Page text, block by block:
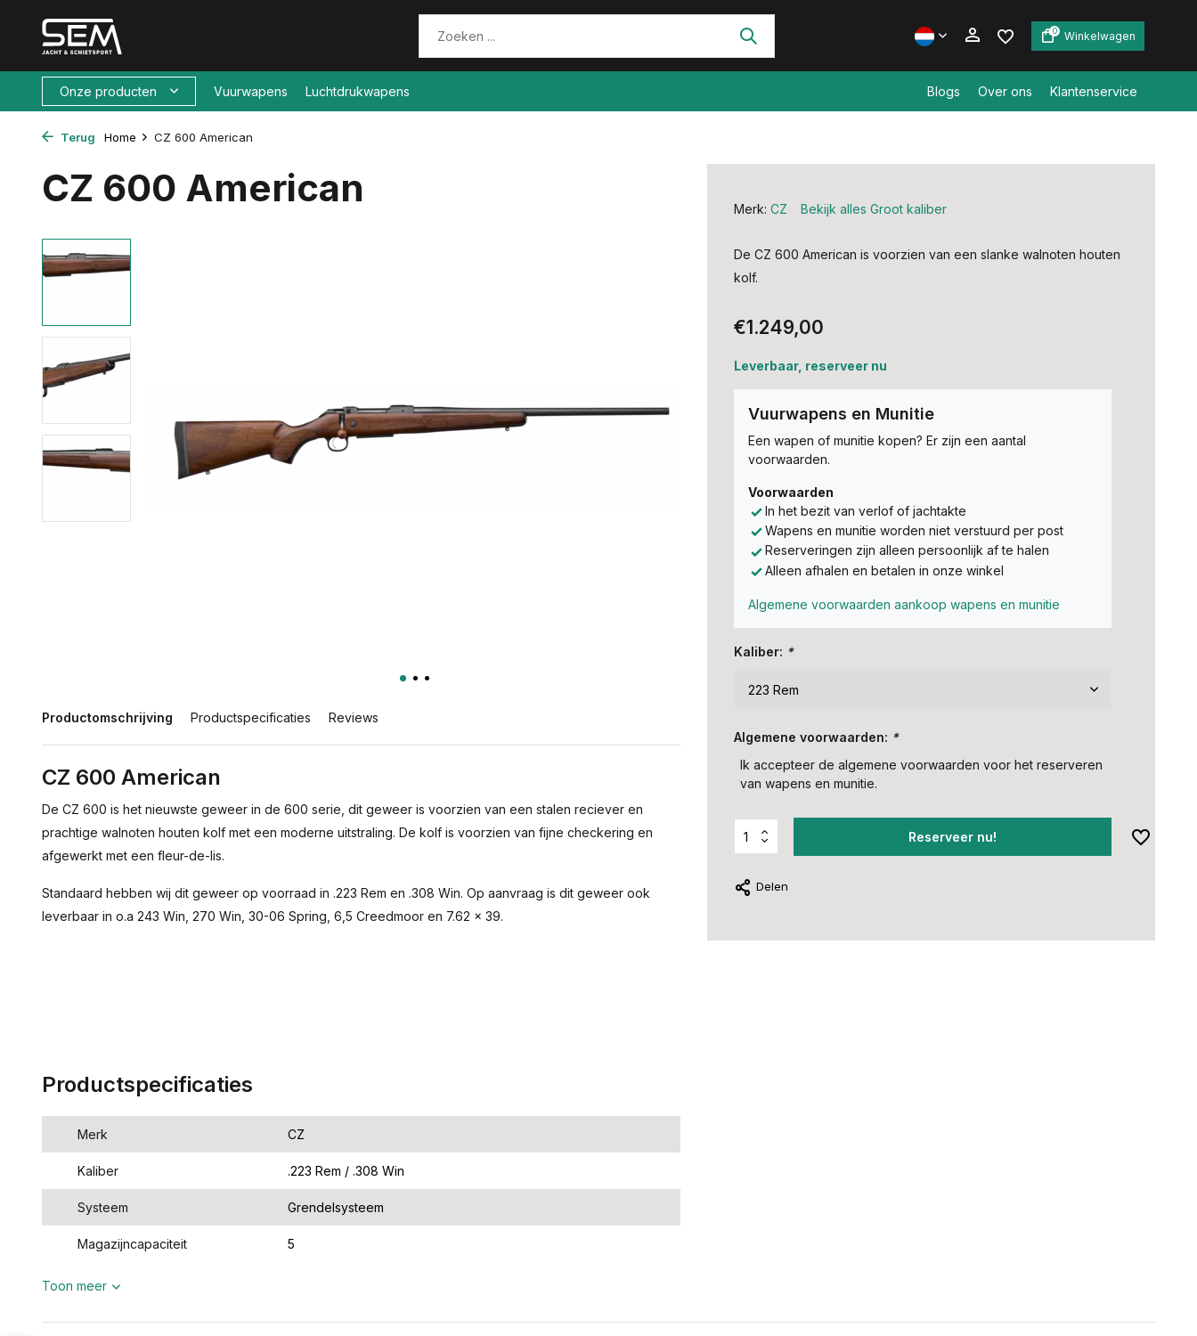
0 Winkelwagen
Onze producten Vuurwapens Luchtdrukwapens Blogs Over ons Klantenservice
Terug Home CZ 600 American
CZ 600 American
Productomschrijving Productspecificaties Reviews
CZ 600 American
De CZ 600 is het nieuwste geweer in de 600 serie, dit geweer is voorzien van een stalen reciever en
prachtige walnoten houten kolf met een moderne uitstraling. De kolf is voorzien van fijne checkering en
afgewerkt met een fleur-de-lis.
Standaard hebben wij dit geweer op voorraad in .223 Rem en .308 Win. Op aanvraag is dit geweer ook
leverbaar in o.a 243 Win, 270 Win, 30-06 Spring, 6,5 Creedmoor en 7.62 x 39.
Productspecificaties
Merk CZ
Kaliber .223 Rem / .308 Win
Systeem Grendelsysteem
Magazijncapaciteit 5
Toon meer
Merk: CZ Bekijk alles Groot kaliber
De CZ 600 American is voorzien van een slanke walnoten houten
kolf.
€1.249,00
Leverbaar, reserveer nu
Vuurwapens en Munitie
Een wapen of munitie kopen? Er zijn een aantal
voorwaarden.
Voorwaarden
In het bezit van verlof of jachtakte
Wapens en munitie worden niet verstuurd per post
Reserveringen zijn alleen persoonlijk af te halen
Alleen afhalen en betalen in onze winkel
Algemene voorwaarden aankoop wapens en munitie
Kaliber: *
Algemene voorwaarden: *
Ik accepteer de algemene voorwaarden voor het reserveren
van wapens en munitie.
Reserveer nu!
Delen